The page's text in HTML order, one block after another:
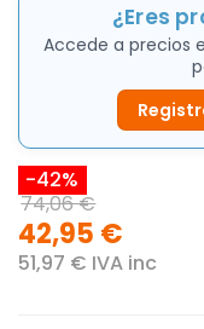
¿Eres
Accede a precios
-42%
74,06 €
42,95 €
51,97 € IVA inc